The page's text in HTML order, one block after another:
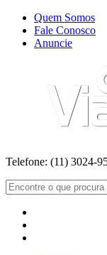
Quem Somos
Fale Conosco
Anuncie
Telefone: (11) 3024-